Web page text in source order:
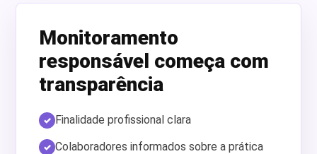
Monitoramento
responsável começa com
transparência
Finalidade profissional clara
Colaboradores informados sobre a prática